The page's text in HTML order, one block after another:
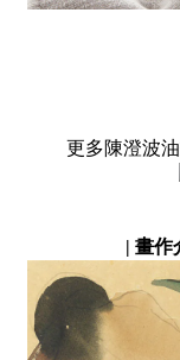
更多陳澄波
| 畫作